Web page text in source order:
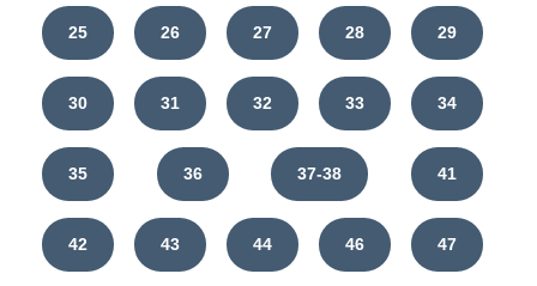
25 26 27 28 29
30 31 32 33 34
35 36 37-38 41
42 43 44 46 47